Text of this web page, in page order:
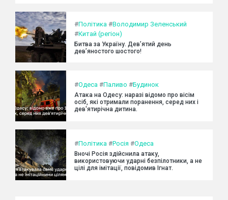
#Політика #Володимир Зеленський
#Китай (регіон)
Битва за Україну. Дев’ятий день
дев’яностого шостого!
#Одеса #Паливо #Будинок
Атака на Одесу: наразі відомо про вісім
осіб, які отримали поранення, серед них і
дев'ятирічна дитина.
#Політика #Росія #Одеса
Вночі Росія здійснила атаку,
використовуючи ударні безпілотники, а не
цілі для імітації, повідомив Ігнат.